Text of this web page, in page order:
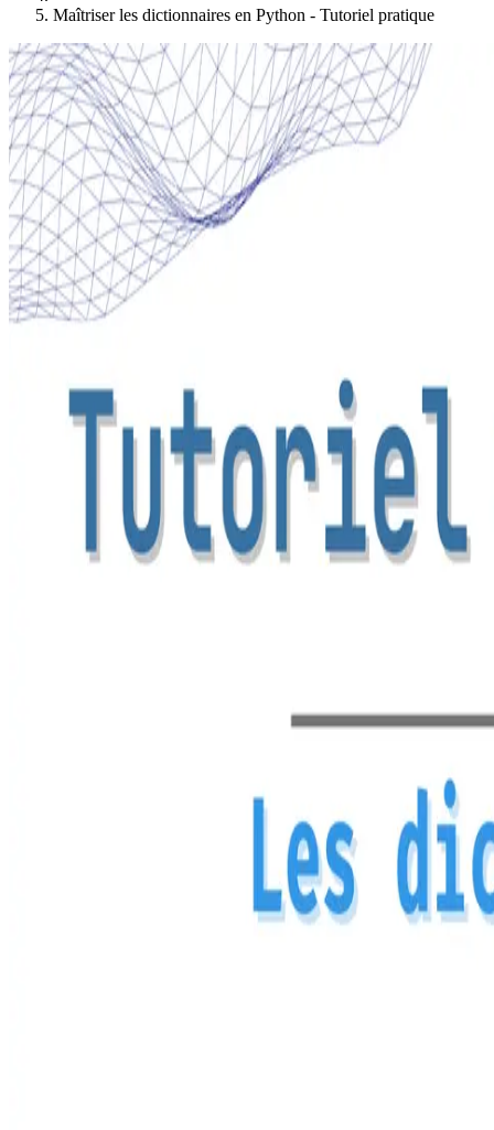
Maîtriser les dictionnaires en Python - Tutoriel pratique